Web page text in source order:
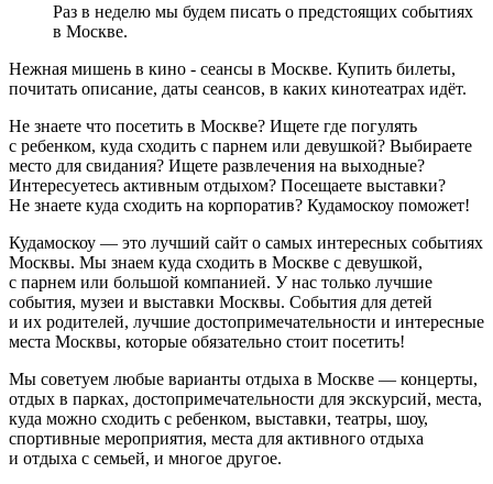
Раз в неделю мы будем писать о предстоящих событиях
в Москве.
Нежная мишень в кино - сеансы в Москве. Купить билеты,
почитать описание, даты сеансов, в каких кинотеатрах идёт.
Не знаете что посетить в Москве? Ищете где погулять
с ребенком, куда сходить с парнем или девушкой? Выбираете
место для свидания? Ищете развлечения на выходные?
Интересуетесь активным отдыхом? Посещаете выставки?
Не знаете куда сходить на корпоратив? Кудамоскоу поможет!
Кудамоскоу — это лучший сайт о самых интересных событиях
Москвы. Мы знаем куда сходить в Москве с девушкой,
с парнем или большой компанией. У нас только лучшие
события, музеи и выставки Москвы. События для детей
и их родителей, лучшие достопримечательности и интересные
места Москвы, которые обязательно стоит посетить!
Мы советуем любые варианты отдыха в Москве — концерты,
отдых в парках, достопримечательности для экскурсий, места,
куда можно сходить с ребенком, выставки, театры, шоу,
спортивные мероприятия, места для активного отдыха
и отдыха с семьей, и многое другое.